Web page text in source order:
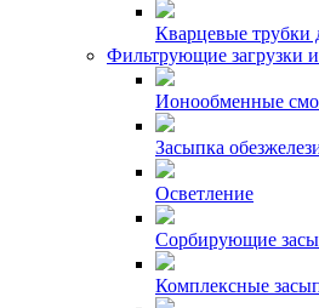
Кварцевые трубки
Фильтрующие загрузки
Ионообменные
Засыпка
Осветление
Сорбирующие
Комплексные